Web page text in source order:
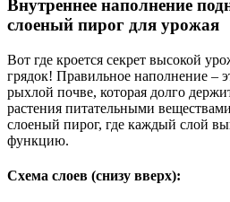
Внутреннее наполнение
слоеный пирог для урожая
Вот где кроется секрет высокой
грядок! Правильное наполнение –
рыхлой почве, которая долго
растения питательными
слоеный пирог, где каждый слой
функцию.
Схема слоев (снизу вверх):